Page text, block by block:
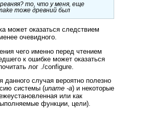
то, что у меня, еще
тоже древний был
может оказаться следствием
очевидного.
чего именно перед чтением
к ошибке может оказаться
лог ./configure.
данного случая вероятно полезно
системы (uname -a) и некоторые
или как
функции, цели).